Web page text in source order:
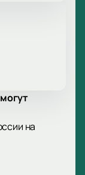
на
«РЖД